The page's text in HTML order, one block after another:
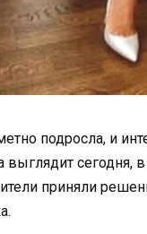
подросла, и
выглядит сегодня,
приняли